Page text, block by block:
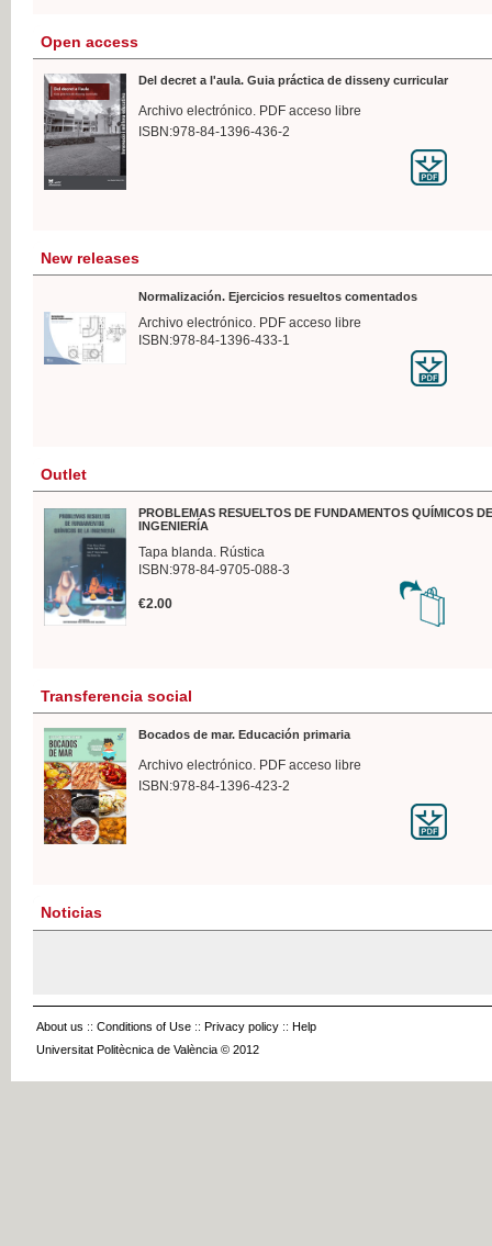
Open access
Del decret a l'aula. Guia práctica de disseny curricular
Archivo electrónico. PDF acceso libre
ISBN:978-84-1396-436-2
New releases
Normalización. Ejercicios resueltos comentados
Archivo electrónico. PDF acceso libre
ISBN:978-84-1396-433-1
Outlet
PROBLEMAS RESUELTOS DE FUNDAMENTOS QUÍMICOS
INGENIERÍA
Tapa blanda. Rústica
ISBN:978-84-9705-088-3
€2.00
Transferencia social
Bocados de mar. Educación primaria
Archivo electrónico. PDF acceso libre
ISBN:978-84-1396-423-2
Noticias
About us :: Conditions of Use :: Privacy policy :: Help
Universitat Politècnica de València © 2012